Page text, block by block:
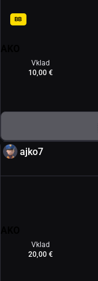
BB
Vklad
10,00 €
ajko7
Vklad
20,00 €